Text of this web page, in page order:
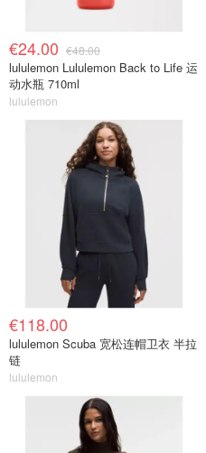
€24.00 €48.00
lululemon Lululemon Back to Life 运
动水瓶 710ml
lululemon
€118.00
lululemon Scuba 宽松连帽卫衣 半拉
链
lululemon